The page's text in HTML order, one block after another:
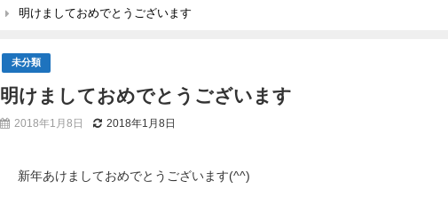
明けましておめでとうございます
未分類
明けましておめでとうございます
2018年1月8日 2018年1月8日
新年あけましておめでとうございます(^^)